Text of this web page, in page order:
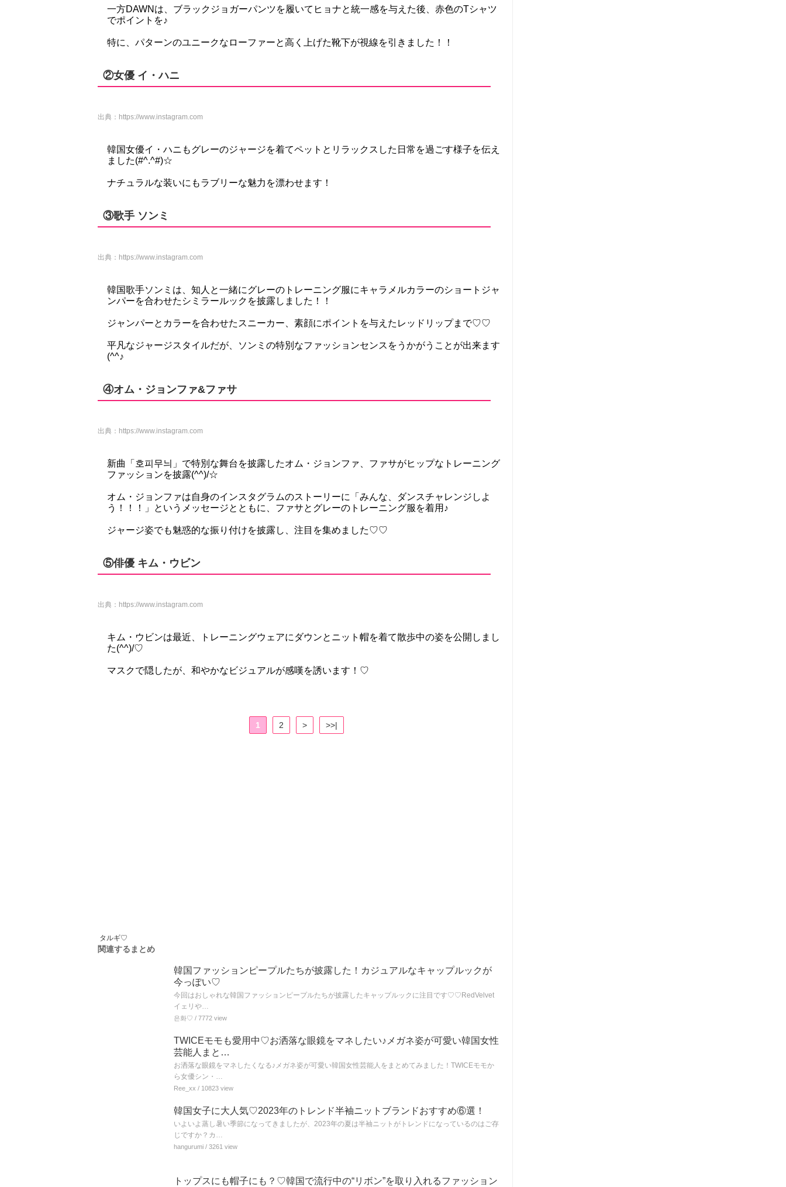
一方DAWNは、ブラックジョガーパンツを履いてヒョナと統一感を与えた後、赤色のTシャツ
でポイントを♪
特に、パターンのユニークなローファーと高く上げた靴下が視線を引きました！！
②女優 イ・ハニ
出典： https://www.instagram.com
韓国女優イ・ハニもグレーのジャージを着てペットとリラックスした日常を過ごす様子を伝え
ました(#^.^#)☆
ナチュラルな装いにもラブリーな魅力を漂わせます！
③歌手 ソンミ
出典： https://www.instagram.com
韓国歌手ソンミは、知人と一緒にグレーのトレーニング服にキャラメルカラーのショートジャ
ンパーを合わせたシミラールックを披露しました！！
ジャンパーとカラーを合わせたスニーカー、素顔にポイントを与えたレッドリップまで♡♡
平凡なジャージスタイルだが、ソンミの特別なファッションセンスをうかがうことが出来ます
(^^♪
④オム・ジョンファ&ファサ
出典： https://www.instagram.com
新曲「호피무늬」で特別な舞台を披露したオム・ジョンファ、ファサがヒップなトレーニング
ファッションを披露(^^)/☆
オム・ジョンファは自身のインスタグラムのストーリーに「みんな、ダンスチャレンジしよ
う！！！」というメッセージとともに、ファサとグレーのトレーニング服を着用♪
ジャージ姿でも魅惑的な振り付けを披露し、注目を集めました♡♡
⑤俳優 キム・ウビン
出典： https://www.instagram.com
キム・ウビンは最近、トレーニングウェアにダウンとニット帽を着て散歩中の姿を公開しまし
た(^^)/♡
マスクで隠したが、和やかなビジュアルが感嘆を誘います！♡
1 2 > >>|
タルギ♡
関連するまとめ
韓国ファッションピープルたちが披露した！カジュアルなキャップルックが
今っぽい♡
今回はおしゃれな韓国ファッションピープルたちが披露したキャップルックに注目です♡♡RedVelvet
イェリや…
은화♡ / 7772 view
TWICEモモも愛用中♡お洒落な眼鏡をマネしたい♪メガネ姿が可愛い韓国女性
芸能人まと…
お洒落な眼鏡をマネしたくなる♪メガネ姿が可愛い韓国女性芸能人をまとめてみました！TWICEモモか
ら女優シン・…
Ree_xx / 10823 view
韓国女子に大人気♡2023年のトレンド半袖ニットブランドおすすめ⑥選！
いよいよ蒸し暑い季節になってきましたが、2023年の夏は半袖ニットがトレンドになっているのはご存
じですか？カ…
hangurumi / 3261 view
トップスにも帽子にも？♡韓国で流行中の“リボン”を取り入れるファッション